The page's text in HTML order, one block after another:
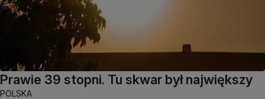
Prawie 39 stopni. Tu skwar był największy
POLSKA